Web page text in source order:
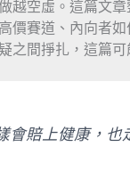
越空虛。這篇文
價賽道、內向者
之間掙扎，這篇可
會賠上健康，也